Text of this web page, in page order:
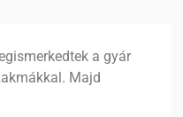
a gyár
Majd